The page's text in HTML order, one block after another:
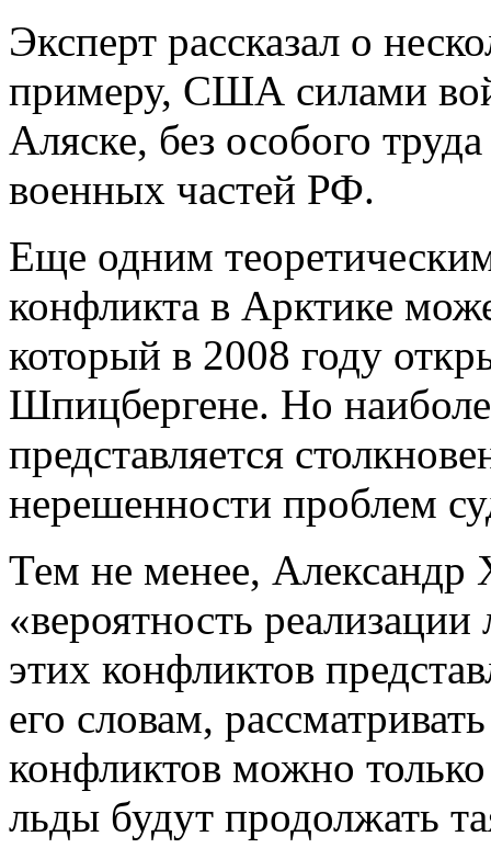
Эксперт рассказал о
примеру, США силами
Аляске, без особого
военных частей РФ.
Еще одним
конфликта в Арктике
который в 2008 году
Шпицбергене. Но
представляется
нерешенности проблем
Тем не менее, Александр
«вероятность
этих конфликтов
его словам,
конфликтов можно
льды будут продолжать